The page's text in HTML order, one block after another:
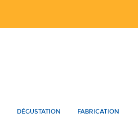
DÉGUSTATION FABRICATION